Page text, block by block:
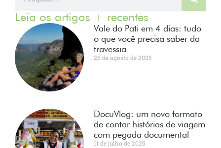
Leia os artigos + recentes
Vale do Pati em 4 dias: tudo
o que você precisa saber da
travessia
26 de agosto de 2025
DocuVlog: um novo formato
de contar histórias de viagem
com pegada documental
11 de julho de 2025